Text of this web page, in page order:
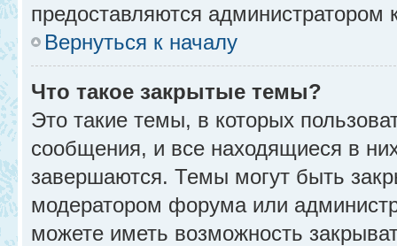
предоставляются администратором
Вернуться к началу
Что такое закрытые темы?
Это такие темы, в которых
сообщения, и все находящиеся в
завершаются. Темы могут быть
модератором форума или
можете иметь возможность